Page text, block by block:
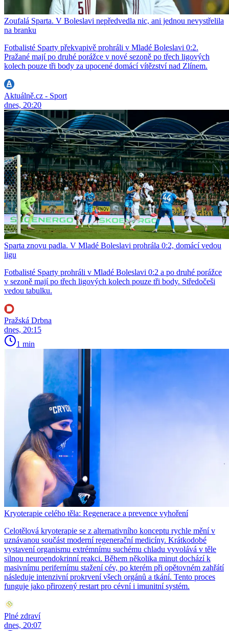
Zoufalá Sparta. V Boleslavi nepředvedla nic, ani jednou nevystřelila
na branku
Fotbalisté Sparty překvapivě prohráli v Mladé Boleslavi 0:2.
Pražané mají po druhé porážce v nové sezoně po třech ligových
kolech pouze tři body za upocené domácí vítězství nad Zlínem.
Aktuálně.cz - Sport
dnes, 20:20
Sparta znovu padla. V Mladé Boleslavi prohrála 0:2, domácí vedou
ligu
Fotbalisté Sparty prohráli v Mladé Boleslavi 0:2 a po druhé porážce
v sezoně mají po třech ligových kolech pouze tři body. Středočeši
vedou tabulku.
Pražská Drbna
dnes, 20:15
1 min
Kryoterapie celého těla: Regenerace a prevence vyhoření
Celotělová kryoterapie se z alternativního konceptu rychle mění v
uznávanou součást moderní regenerační medicíny. Krátkodobé
vystavení organismu extrémnímu suchému chladu vyvolává v těle
silnou neuroendokrinní reakci. Během několika minut dochází k
masivnímu perifernímu stažení cév, po kterém při opětovném zahřátí
následuje intenzivní prokrvení všech orgánů a tkání. Tento proces
funguje jako přirozený restart pro cévní i imunitní systém.
Plné zdraví
dnes, 20:07